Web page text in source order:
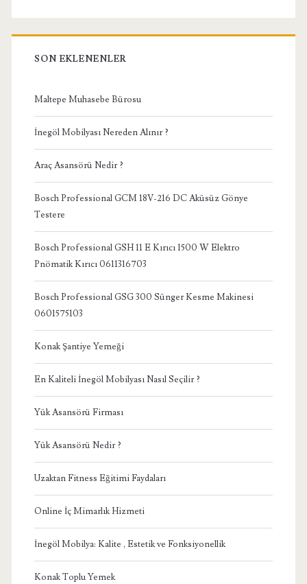
SON EKLENENLER
Maltepe Muhasebe Bürosu
İnegöl Mobilyası Nereden Alınır ?
Araç Asansörü Nedir ?
Bosch Professional GCM 18V-216 DC Aküsüz Gönye
Testere
Bosch Professional GSH 11 E Kırıcı 1500 W Elektro
Pnömatik Kırıcı 0611316703
Bosch Professional GSG 300 Sünger Kesme Makinesi
0601575103
Konak Şantiye Yemeği
En Kaliteli İnegöl Mobilyası Nasıl Seçilir ?
Yük Asansörü Firması
Yük Asansörü Nedir ?
Uzaktan Fitness Eğitimi Faydaları
Online İç Mimarlık Hizmeti
İnegöl Mobilya: Kalite , Estetik ve Fonksiyonellik
Konak Toplu Yemek